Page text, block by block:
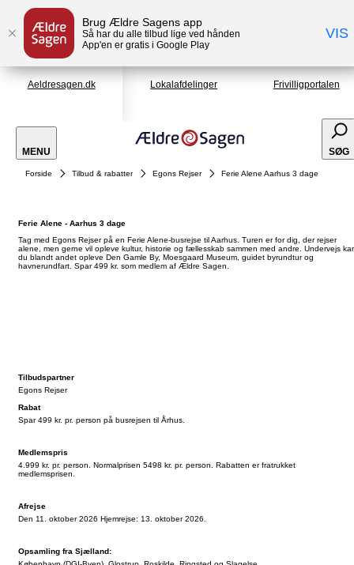
Brug Ældre Sagens app
Så har du alle tilbud lige ved hånden
App'en er gratis i Google Play
VIS
Aeldresagen.dk Lokalafdelinger Frivilligportalen
MENU SØG
Forside Tilbud & rabatter Egons Rejser Ferie Alene Aarhus 3 dage
Ferie Alene - Aarhus 3 dage
Tag med Egons Rejser på en Ferie Alene-busrejse til Aarhus. Turen er for dig, der rejser
alene, men gerne vil opleve kultur, historie og fællesskab sammen med andre. Undervejs
du blandt andet opleve Den Gamle By, Moesgaard Museum, guidet byrundtur og
havnerundfart. Spar 499 kr. som medlem af Ældre Sagen.
Tilbudspartner
Egons Rejser
Rabat
Spar 499 kr. pr. person på busrejsen til Århus.
Medlemspris
4.999 kr. pr. person. Normalprisen 5498 kr. pr. person. Rabatten er fratrukket
medlemsprisen.
Afrejse
Den 11. oktober 2026 Hjemrejse: 13. oktober 2026.
Opsamling fra Sjælland: